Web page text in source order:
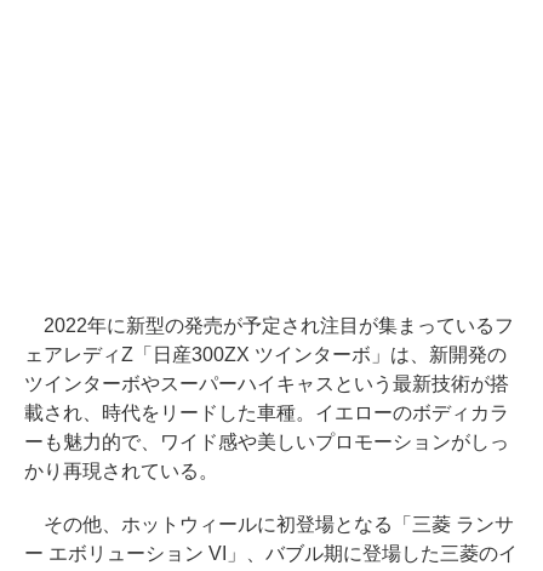
2022年に新型の発売が予定され注目が集まっているフ
ェアレディZ「日産300ZX ツインターボ」は、新開発の
ツインターボやスーパーハイキャスという最新技術が搭
載され、時代をリードした車種。イエローのボディカラ
ーも魅力的で、ワイド感や美しいプロモーションがしっ
かり再現されている。
その他、ホットウィールに初登場となる「三菱 ランサ
ー エボリューション VI」、バブル期に登場した三菱のイ